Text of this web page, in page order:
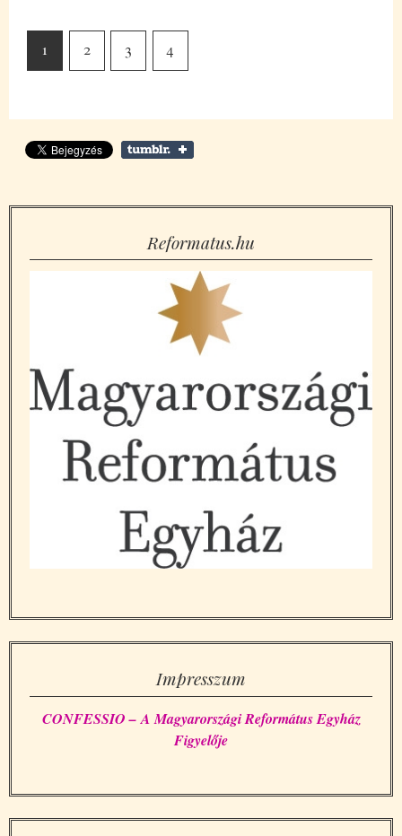
1 2 3 4
Reformatus.hu
Impresszum
CONFESSIO – A Magyarországi Református Egyház
Figyelője